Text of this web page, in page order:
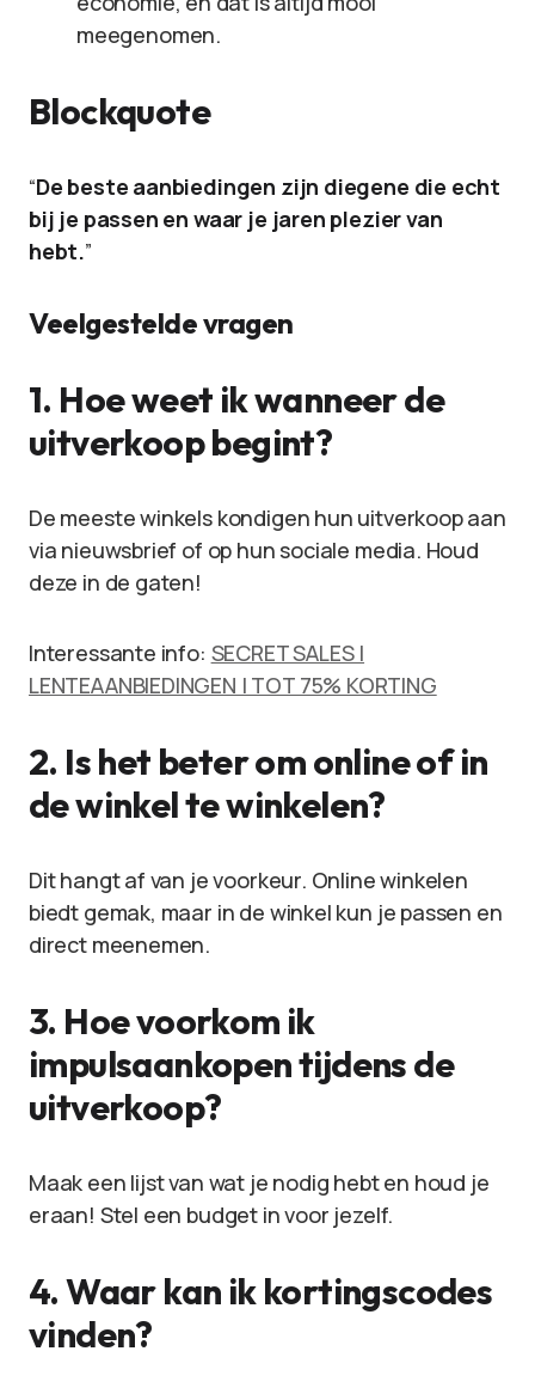
meegenomen.
Blockquote
“De beste aanbiedingen zijn diegene die echt
bij je passen en waar je jaren plezier van
hebt.”
Veelgestelde vragen
1. Hoe weet ik wanneer de
uitverkoop begint?
De meeste winkels kondigen hun uitverkoop aan
via nieuwsbrief of op hun sociale media. Houd
deze in de gaten!
Interessante info: SECRET SALES |
LENTEAANBIEDINGEN | TOT 75% KORTING
2. Is het beter om online of in
de winkel te winkelen?
Dit hangt af van je voorkeur. Online winkelen
biedt gemak, maar in de winkel kun je passen en
direct meenemen.
3. Hoe voorkom ik
impulsaankopen tijdens de
uitverkoop?
Maak een lijst van wat je nodig hebt en houd je
eraan! Stel een budget in voor jezelf.
4. Waar kan ik kortingscodes
vinden?